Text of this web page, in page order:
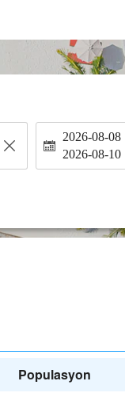
2026-08-08
2026-08-10
Populasyon